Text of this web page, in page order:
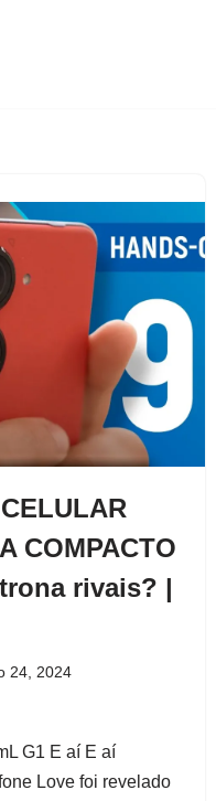
COMPACTO
rivais? |
24, 2024
G1 E aí E aí
Love foi revelado